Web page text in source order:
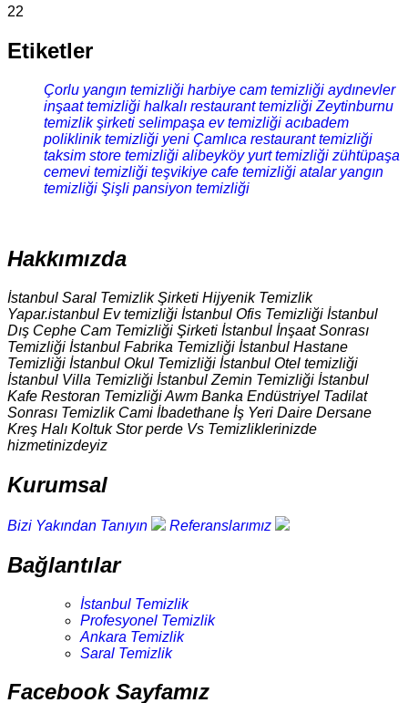
22
Etiketler
Çorlu yangın temizliği harbiye cam temizliği aydınevler
inşaat temizliği halkalı restaurant temizliği Zeytinburnu
temizlik şirketi selimpaşa ev temizliği acıbadem
poliklinik temizliği yeni Çamlıca restaurant temizliği
taksim store temizliği alibeyköy yurt temizliği zühtüpaşa
cemevi temizliği teşvikiye cafe temizliği atalar yangın
temizliği Şişli pansiyon temizliği
Hakkımızda
İstanbul Saral Temizlik Şirketi Hijyenik Temizlik
Yapar.istanbul Ev temizliği İstanbul Ofis Temizliği İstanbul
Dış Cephe Cam Temizliği Şirketi İstanbul İnşaat Sonrası
Temizliği İstanbul Fabrika Temizliği İstanbul Hastane
Temizliği İstanbul Okul Temizliği İstanbul Otel temizliği
İstanbul Villa Temizliği İstanbul Zemin Temizliği İstanbul
Kafe Restoran Temizliği Awm Banka Endüstriyel Tadilat
Sonrası Temizlik Cami İbadethane İş Yeri Daire Dersane
Kreş Halı Koltuk Stor perde Vs Temizliklerinizde
hizmetinizdeyiz
Kurumsal
Bizi Yakından Tanıyın Referanslarımız
Bağlantılar
İstanbul Temizlik
Profesyonel Temizlik
Ankara Temizlik
Saral Temizlik
Facebook Sayfamız